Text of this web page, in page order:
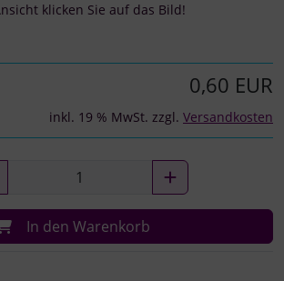
klicken Sie auf das Bild!
0,60 EUR
inkl. 19 % MwSt. zzgl. Versandkosten
In den Warenkorb